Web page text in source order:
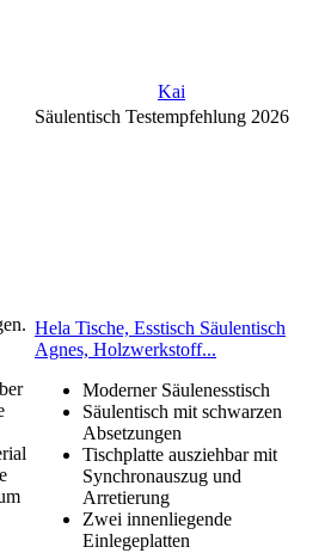
Kai
Säulentisch Testempfehlung 2026
Hela Tische, Esstisch Säulentisch
Agnes, Holzwerkstoff...
Moderner Säulenesstisch
Säulentisch mit schwarzen
Absetzungen
Tischplatte ausziehbar mit
Synchronauszug und
Arretierung
Zwei innenliegende
Einlegeplatten